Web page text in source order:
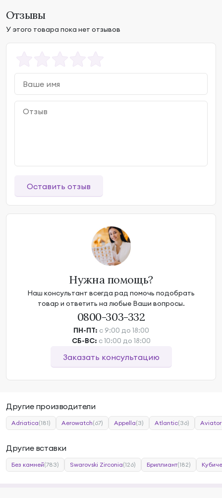
Отзывы
У этого товара пока нет отзывов
Оставить отзыв
Нужна помощь?
Наш консультант всегда рад помочь подобрать
товар и ответить на любые Ваши вопросы.
0800-303-332
ПН-ПТ: с 9:00 до 18:00
СБ-ВС: с 10:00 до 18:00
Заказать консультацию
Другие производители
Adriatica(181) Aerowatch(67) Appella(3) Atlantic(36) Aviator
Другие вставки
Без камней(783) Swarovski Zirconia(126) Бриллиант(182)